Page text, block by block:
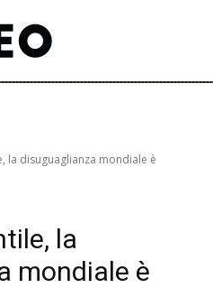
la disuguaglianza mondiale è
la
mondiale è